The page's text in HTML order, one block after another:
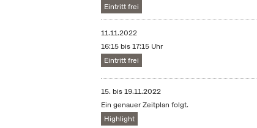
Eintritt frei
11.11.2022
16:15 bis 17:15 Uhr
Eintritt frei
15. bis19.11.2022
Ein genauer Zeitplan folgt.
Highlight